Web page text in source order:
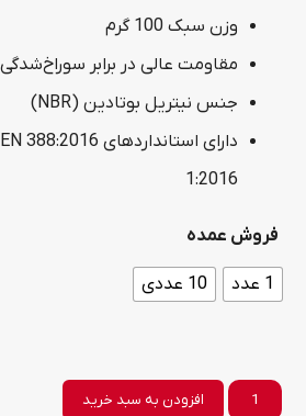
وزن سبک 100 گرم
مقاومت عالی در برابر
جنس نیتریل بوتادین (NBR)
1:2016
فروش عمده
1 عدد 10 عددی
دستکش
افزودن به سبد خرید